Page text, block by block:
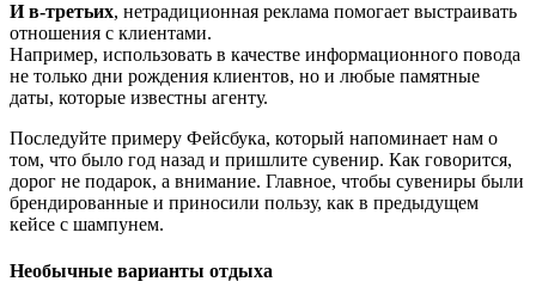
И в-третьих, нетрадиционная реклама помогает выстраивать
отношения с клиентами.
Например, использовать в качестве информационного повода
не только дни рождения клиентов, но и любые памятные
даты, которые известны агенту.
Последуйте примеру Фейсбука, который напоминает нам о
том, что было год назад и пришлите сувенир. Как говорится,
дорог не подарок, а внимание. Главное, чтобы сувениры были
брендированные и приносили пользу, как в предыдущем
кейсе с шампунем.
Необычные варианты отдыха